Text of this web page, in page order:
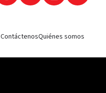
ContáctenosQuiénes somos